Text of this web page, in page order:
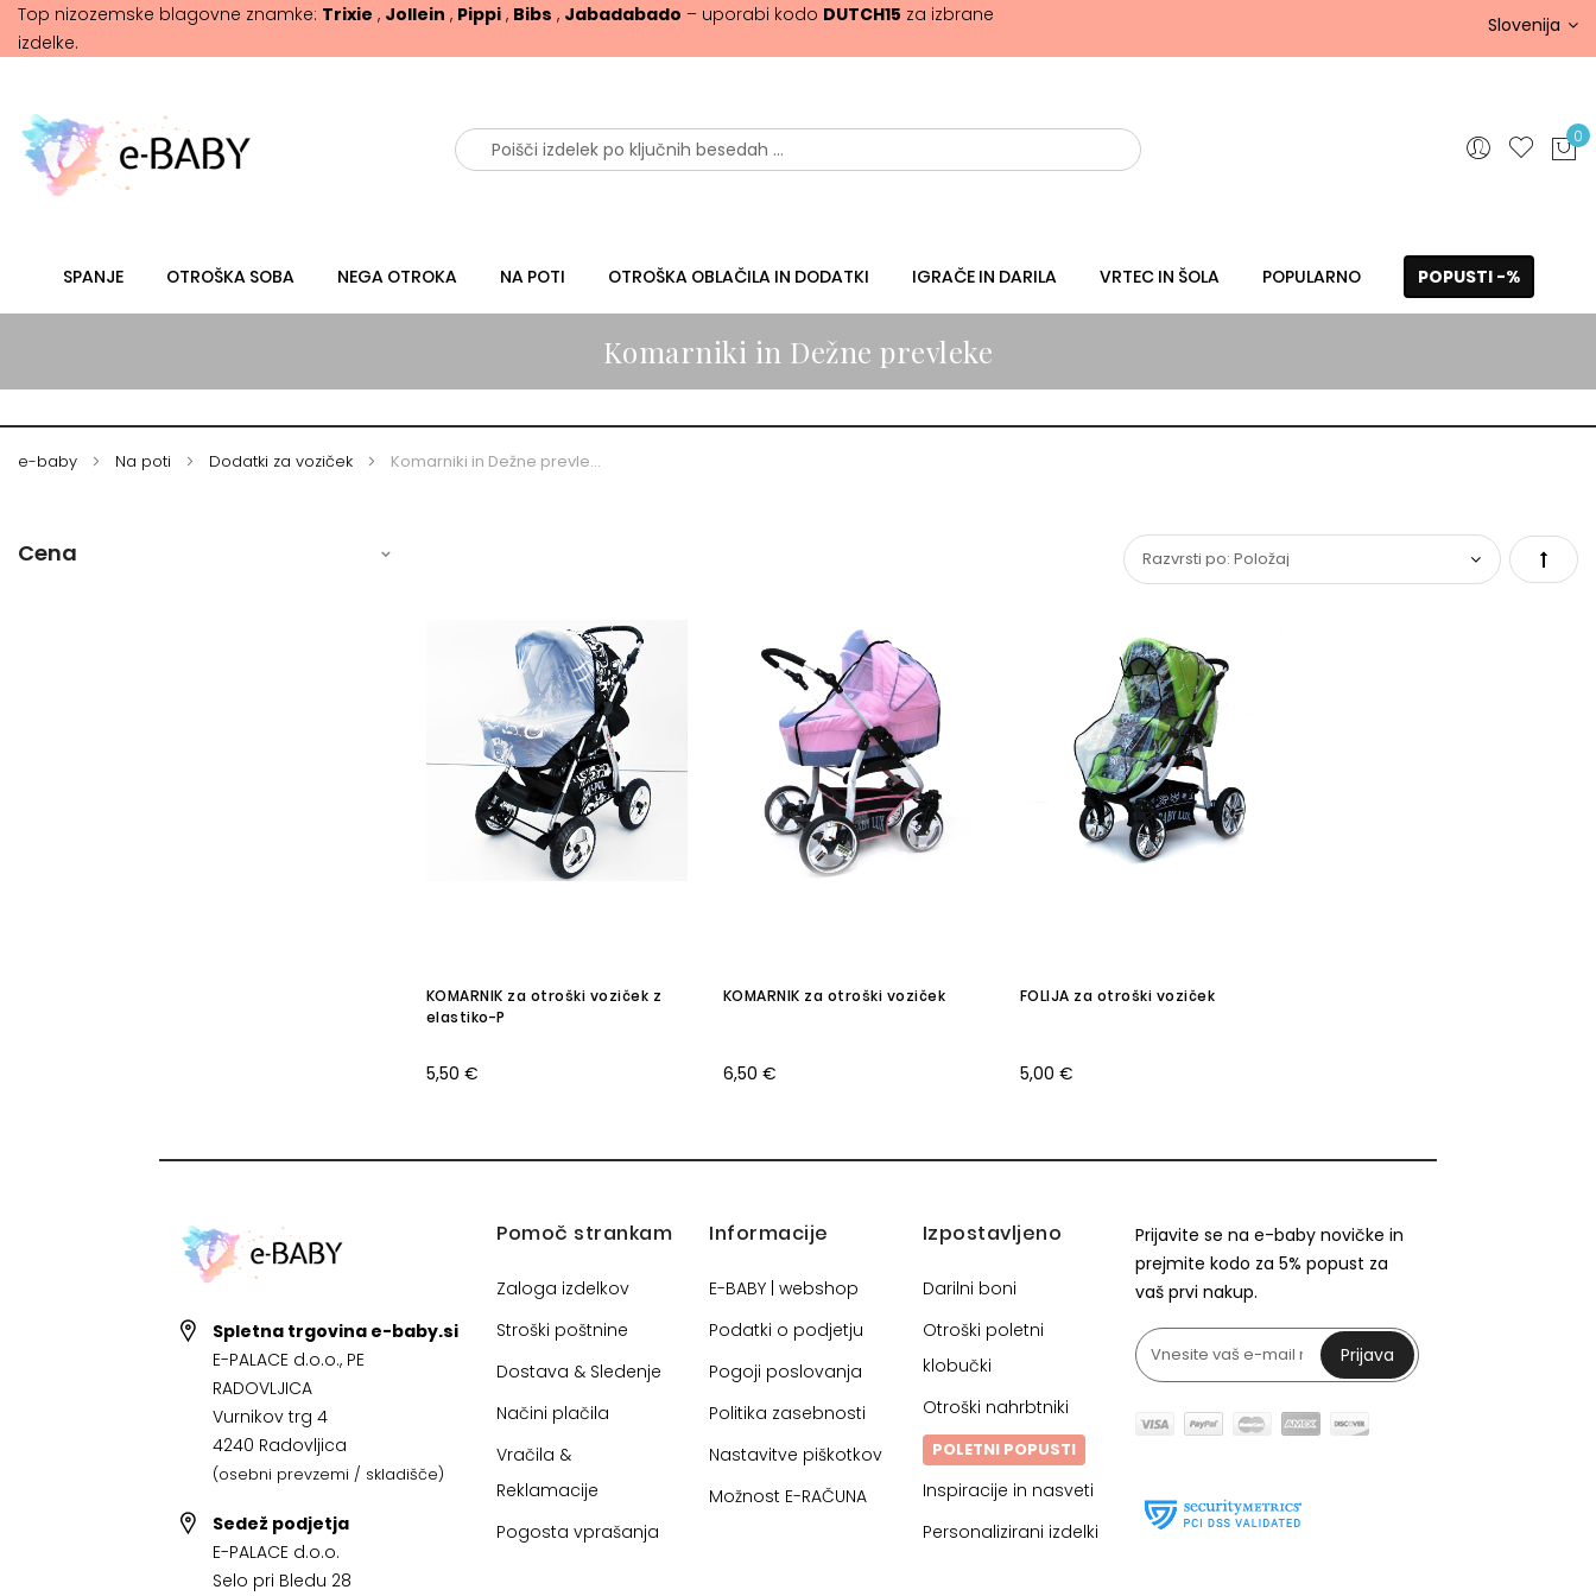
Top nizozemske blagovne znamke: Trixie , Jollein , Pippi , Bibs , Jabadabado – uporabi kodo DUTCH15 za izbrane
izdelke.
Slovenija
Išči
0
SPANJE OTROŠKA SOBA NEGA OTROKA NA POTI OTROŠKA OBLAČILA IN DODATKI IGRAČE IN DARILA VRTEC IN ŠOLA POPULARNO POPUSTI -%
Komarniki in Dežne prevleke
e-baby Na poti Dodatki za voziček Komarniki in Dežne prevleke
Set
KOMARNIK za otroški voziček z
elastiko-P
5,50 €
KOMARNIK za otroški voziček
6,50 €
FOLIJA za otroški voziček
5,00 €
Cena
Spletna trgovina e-baby.si
E-PALACE d.o.o., PE
RADOVLJICA
Vurnikov trg 4
4240 Radovljica
(osebni prevzemi / skladišče)
Sedež podjetja
E-PALACE d.o.o.
Selo pri Bledu 28
Pomoč strankam
Zaloga izdelkov
Stroški poštnine
Dostava & Sledenje
Načini plačila
Vračila &
Reklamacije
Pogosta vprašanja
Informacije
E-BABY | webshop
Podatki o podjetju
Pogoji poslovanja
Politika zasebnosti
Nastavitve piškotkov
Možnost E-RAČUNA
Izpostavljeno
Darilni boni
Otroški poletni
klobučki
Otroški nahrbtniki
POLETNI POPUSTI
Inspiracije in nasveti
Personalizirani izdelki
Prijavite se na e-baby novičke in
prejmite kodo za 5% popust za
vaš prvi nakup.
Prijava